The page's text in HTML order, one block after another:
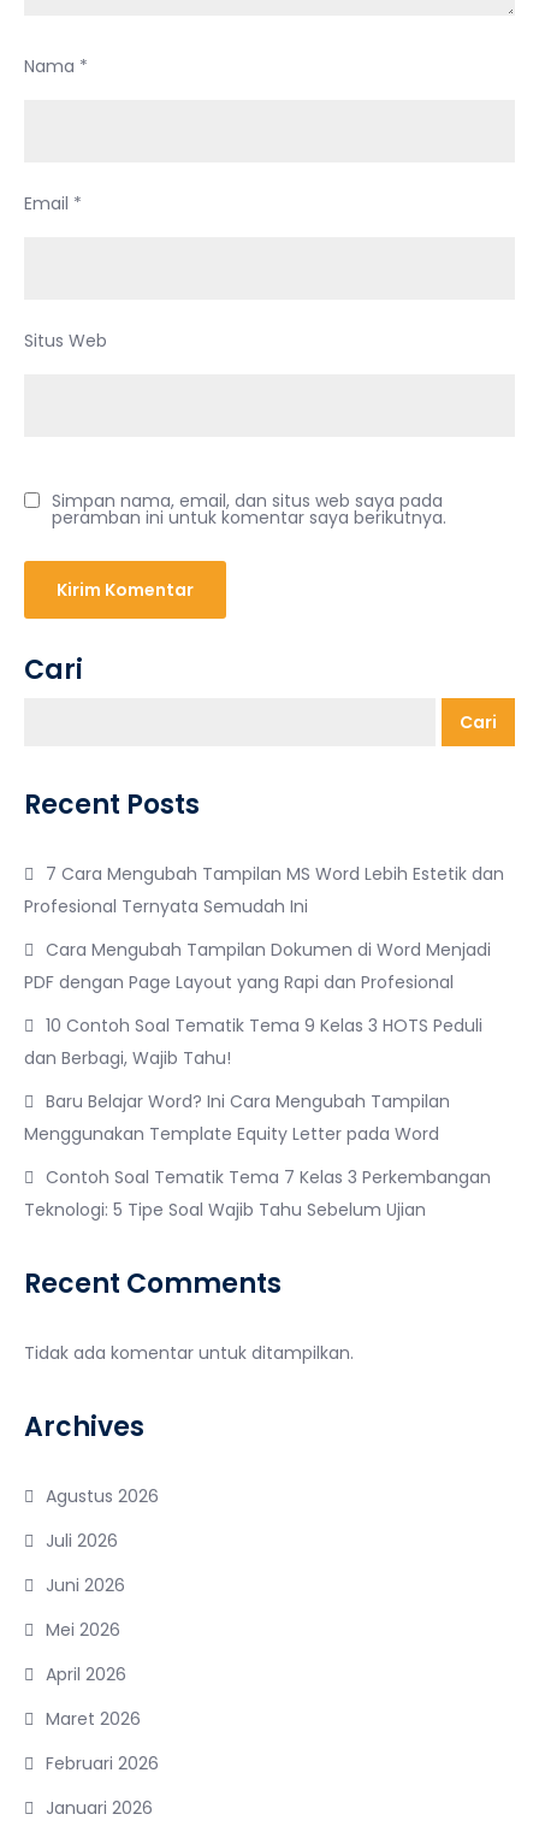
Nama *
Email *
Situs Web
Simpan nama, email, dan situs web saya pada
peramban ini untuk komentar saya berikutnya.
Cari
Cari
Recent Posts
7 Cara Mengubah Tampilan MS Word Lebih Estetik dan
Profesional Ternyata Semudah Ini
Cara Mengubah Tampilan Dokumen di Word Menjadi
PDF dengan Page Layout yang Rapi dan Profesional
10 Contoh Soal Tematik Tema 9 Kelas 3 HOTS Peduli
dan Berbagi, Wajib Tahu!
Baru Belajar Word? Ini Cara Mengubah Tampilan
Menggunakan Template Equity Letter pada Word
Contoh Soal Tematik Tema 7 Kelas 3 Perkembangan
Teknologi: 5 Tipe Soal Wajib Tahu Sebelum Ujian
Recent Comments
Tidak ada komentar untuk ditampilkan.
Archives
Agustus 2026
Juli 2026
Juni 2026
Mei 2026
April 2026
Maret 2026
Februari 2026
Januari 2026